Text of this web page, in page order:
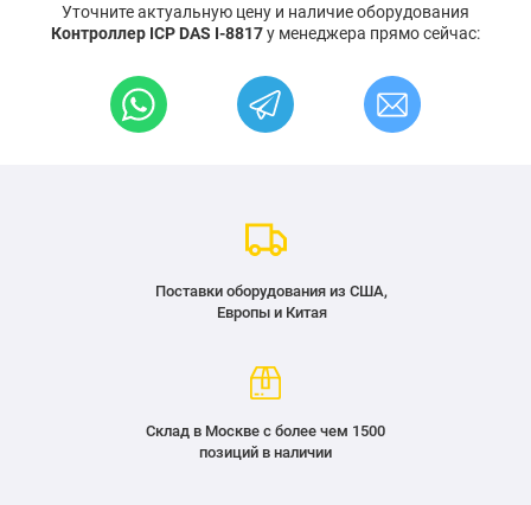
Уточните актуальную цену и наличие оборудования
Контроллер ICP DAS I-8817у менеджера прямо сейчас:
Поставки оборудования из США,
Европы и Китая
Склад в Москве с более чем 1500
позиций в наличии